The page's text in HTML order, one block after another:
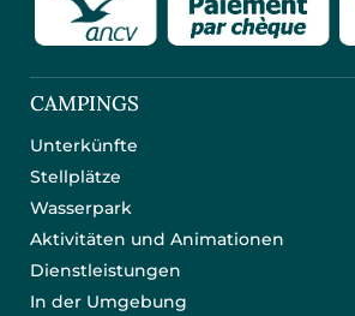
CAMPINGS
Unterkünfte
Stellplätze
Wasserpark
Aktivitäten und Animationen
Dienstleistungen
In der Umgebung